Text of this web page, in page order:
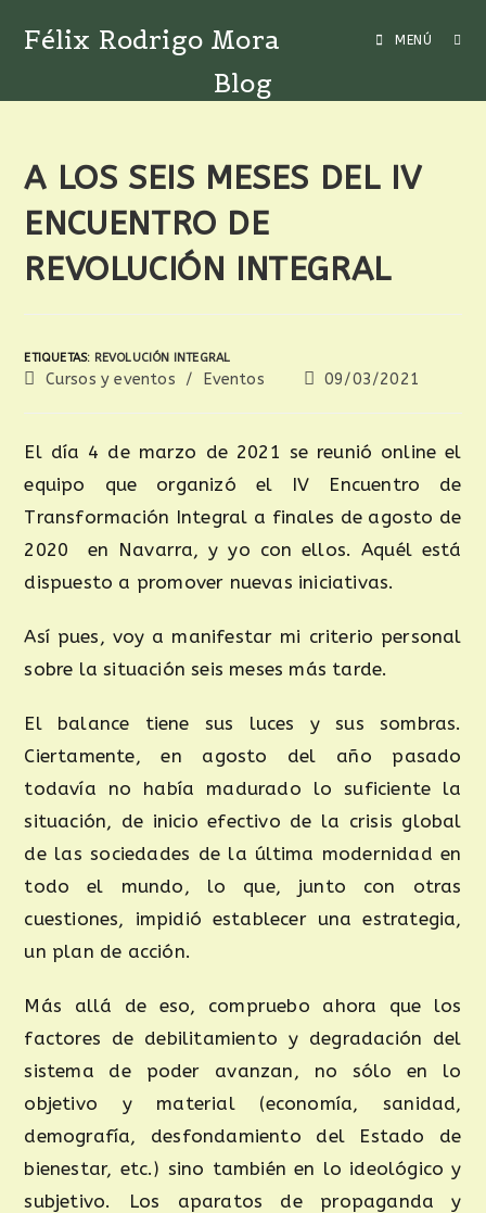
Félix Rodrigo Mora MENÚ
Blog
A LOS SEIS MESES DEL IV
ENCUENTRO DE
REVOLUCIÓN INTEGRAL
ETIQUETAS: REVOLUCIÓN INTEGRAL
Cursos y eventos / Eventos 09/03/2021
El día 4 de marzo de 2021 se reunió online el
equipo que organizó el IV Encuentro de
Transformación Integral a finales de agosto de
2020 en Navarra, y yo con ellos. Aquél está
dispuesto a promover nuevas iniciativas.
Así pues, voy a manifestar mi criterio personal
sobre la situación seis meses más tarde.
El balance tiene sus luces y sus sombras.
Ciertamente, en agosto del año pasado
todavía no había madurado lo suficiente la
situación, de inicio efectivo de la crisis global
de las sociedades de la última modernidad en
todo el mundo, lo que, junto con otras
cuestiones, impidió establecer una estrategia,
un plan de acción.
Más allá de eso, compruebo ahora que los
factores de debilitamiento y degradación del
sistema de poder avanzan, no sólo en lo
objetivo y material (economía, sanidad,
demografía, desfondamiento del Estado de
bienestar, etc.) sino también en lo ideológico y
subjetivo. Los aparatos de propaganda y